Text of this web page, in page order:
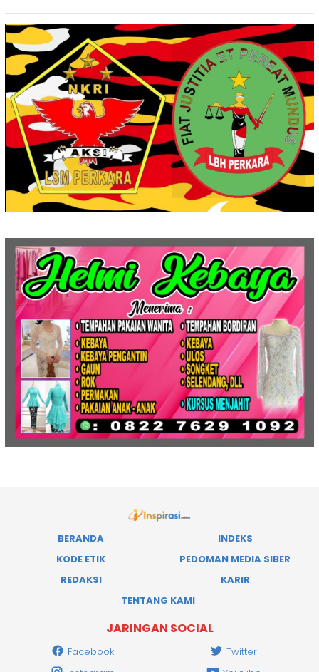
BERANDA
INDEKS
KODE ETIK
PEDOMAN MEDIA SIBER
REDAKSI
KARIR
TENTANG KAMI
JARINGAN SOCIAL
Facebook
Twitter